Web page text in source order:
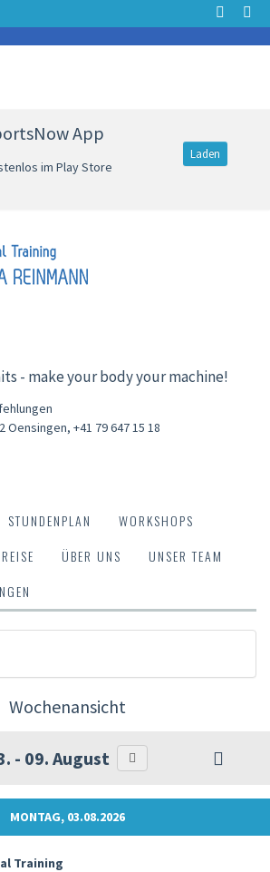
App
im Play Store
Laden
- make your body your machine!
Oensingen, +41 79 647 15 18
STUNDENPLAN
WORKSHOPS
ÜBER UNS
UNSER TEAM
Wochenansicht
- 09. August
MONTAG, 03.08.2026
Training